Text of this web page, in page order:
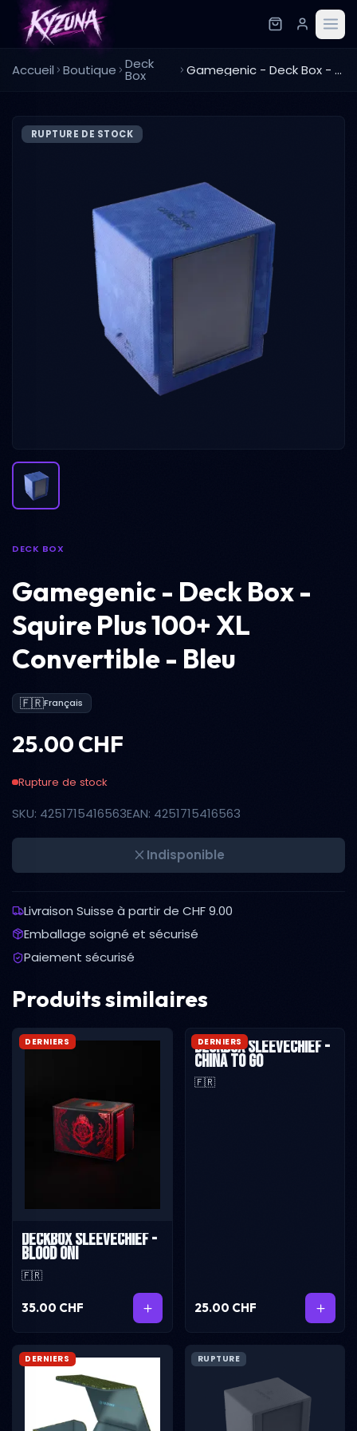
Accueil Boutique Deck
Box Gamegenic - Deck Box - Squire Plus 100+ XL Convertible - Bleu
RUPTURE DE STOCK
DECK BOX
Gamegenic - Deck Box -
Squire Plus 100+ XL
Convertible - Bleu
🇫🇷Français
25.00 CHF
Rupture de stock
SKU: 4251715416563EAN: 4251715416563
Indisponible
Livraison Suisse à partir de CHF 9.00
Emballage soigné et sécurisé
Paiement sécurisé
Produits similaires
DERNIERS
Deckbox SleeveChief -
Blood Oni
🇫🇷
35.00 CHF
DERNIERS
Deckbox SleeveChief -
China To Go
🇫🇷
25.00 CHF
DERNIERS RUPTURE